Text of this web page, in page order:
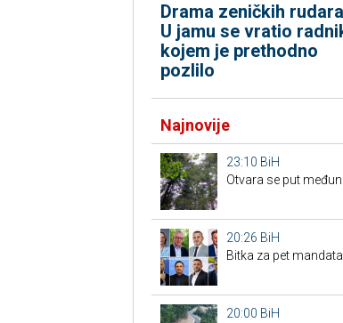
Drama zeničkih
U jamu se vratio
kojem je prethodno
pozlilo
Najnovije
23:10 BiH
Otvara se put
20:26 BiH
Bitka za pet
20:00 BiH